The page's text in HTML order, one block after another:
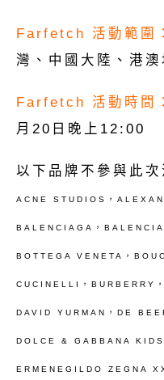
Farfetch 活動範圍
灣、中國大陸、 港澳
Farfetch 活動時間
月20日晚上12:00
以下品牌不參與此次
ACNE STUDIOS，
BALENCIAGA，
BOTTEGA VENETA，
CUCINELLI，BURBERRY
DAVID YURMAN，DE
DOLCE & GABBANA KIDS
ERMENEGILDO ZEGNA